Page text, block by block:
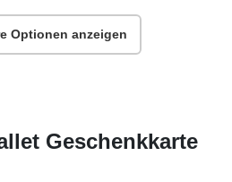
Optionen anzeigen
Geschenkkarte